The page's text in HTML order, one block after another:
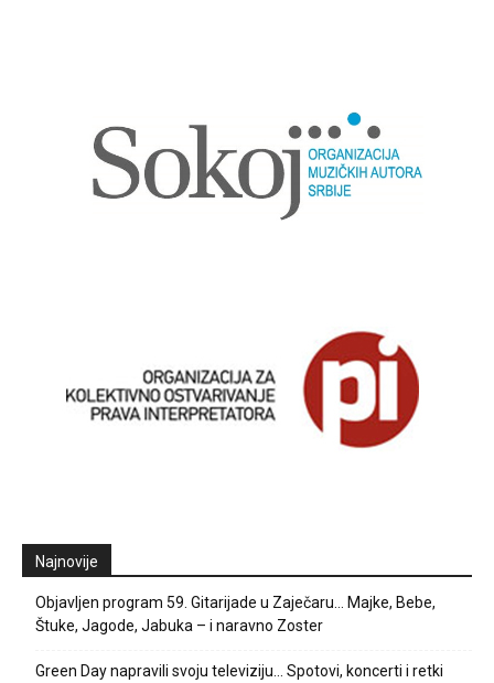
Najnovije
Objavljen program 59. Gitarijade u Zaječaru… Majke, Bebe,
Štuke, Jagode, Jabuka – i naravno Zoster
Green Day napravili svoju televiziju… Spotovi, koncerti i retki